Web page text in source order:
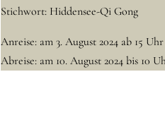
Stichwort: Hiddensee-Qi Gong
Anreise: am 3. August 2024 ab 15 Uhr
Abreise: am 10. August 2024 bis 10